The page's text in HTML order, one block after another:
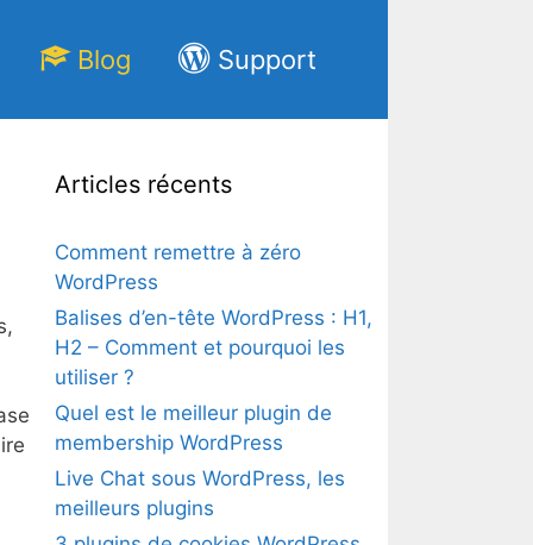
Blog Support
Articles récents
Comment remettre à zéro
WordPress
Balises d’en-tête WordPress : H1,
H2 – Comment et pourquoi les
utiliser ?
Quel est le meilleur plugin de
membership WordPress
Live Chat sous WordPress, les
meilleurs plugins